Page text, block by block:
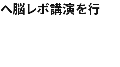
へ脳レボ講演を行